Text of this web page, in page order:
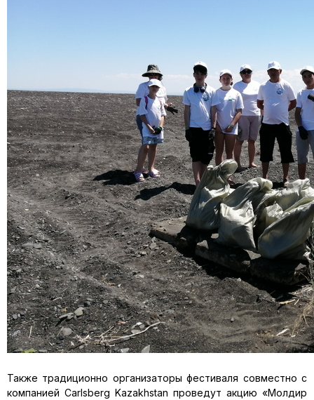
Также традиционно организаторы фестиваля совместно с
компанией Carlsberg Kazakhstan проведут акцию «Молдир